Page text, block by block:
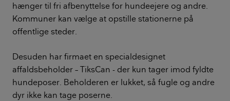
hænger til fri afbenyttelse for hundeejere og andre.
Kommuner kan vælge at opstille stationerne på
offentlige steder.
Desuden har firmaet en specialdesignet
affaldsbeholder – TiksCan - der kun tager imod fyldte
hundeposer. Beholderen er lukket, så fugle og andre
dyr ikke kan tage poserne.